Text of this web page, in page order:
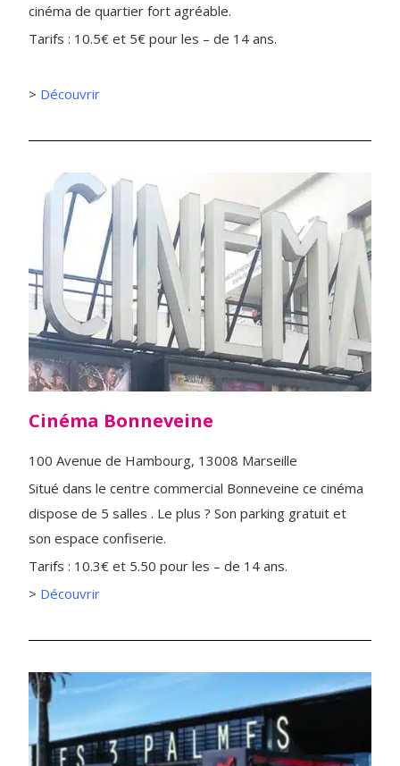
cinéma de quartier fort agréable.
Tarifs : 10.5€ et 5€ pour les – de 14 ans.
> Découvrir
Cinéma Bonneveine
100 Avenue de Hambourg, 13008 Marseille
Situé dans le centre commercial Bonneveine ce cinéma
dispose de 5 salles . Le plus ? Son parking gratuit et
son espace confiserie.
Tarifs : 10.3€ et 5.50 pour les – de 14 ans.
> Découvrir